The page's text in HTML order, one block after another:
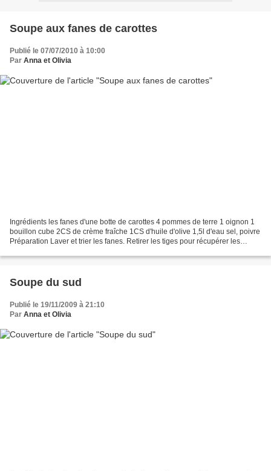
Soupe aux fanes de carottes
Publié le 07/07/2010 à 10:00
Par Anna et Olivia
Ingrédients les fanes d'une botte de carottes 4 pommes de terre 1 oignon 1
bouillon cube 2CS de crème fraîche 1CS d'huile d'olive 1,5l d'eau sel, poivre
Préparation Laver et trier les fanes. Retirer les tiges pour récupérer les
Soupe du sud
Publié le 19/11/2009 à 21:10
Par Anna et Olivia